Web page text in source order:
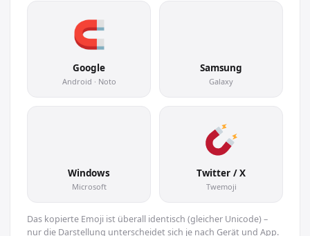
Google
Android · Noto
Samsung
Galaxy
Windows
Microsoft
Twitter / X
Twemoji
Das kopierte Emoji ist überall identisch (gleicher Unicode) –
nur die Darstellung unterscheidet sich je nach Gerät und App.